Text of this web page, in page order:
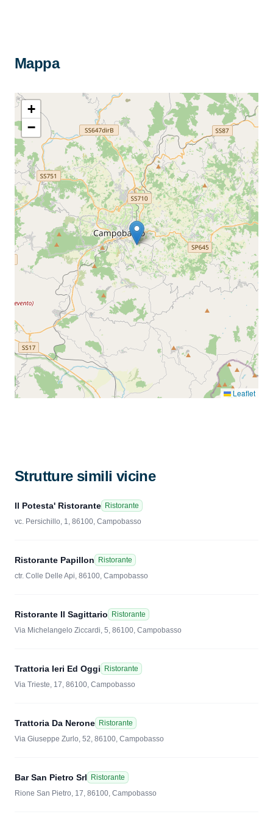
Mappa
+
−
Leaflet
Strutture simili vicine
Il Potesta' Ristorante Ristorante
vc. Persichillo, 1, 86100, Campobasso
Ristorante Papillon
Ristorante
ctr. Colle Delle Api, 86100, Campobasso
Ristorante Il Sagittario
Ristorante
Via Michelangelo Ziccardi, 5, 86100, Campobasso
Trattoria Ieri Ed Oggi
Ristorante
Via Trieste, 17, 86100, Campobasso
Trattoria Da Nerone Ristorante
Via Giuseppe Zurlo, 52, 86100, Campobasso
Bar San Pietro Srl
Ristorante
Rione San Pietro, 17, 86100, Campobasso